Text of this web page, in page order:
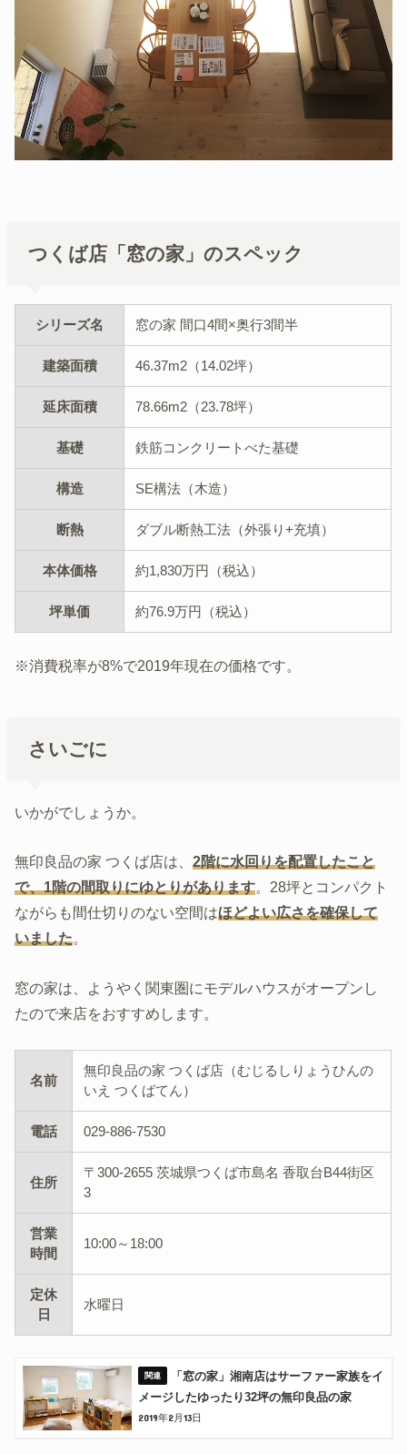
つくば店「窓の家」のスペック
シリーズ名 窓の家 間口4間×奥行3間半
建築面積 46.37m2（14.02坪）
延床面積 78.66m2（23.78坪）
基礎 鉄筋コンクリートべた基礎
構造 SE構法（木造）
断熱 ダブル断熱工法（外張り+充填）
本体価格 約1,830万円（税込）
坪単価 約76.9万円（税込）
※消費税率が8%で2019年現在の価格です。
さいごに
いかがでしょうか。
無印良品の家 つくば店は、2階に水回りを配置したこと
で、1階の間取りにゆとりがあります。28坪とコンパクト
ながらも間仕切りのない空間はほどよい広さを確保して
いました。
窓の家は、ようやく関東圏にモデルハウスがオープンし
たので来店をおすすめします。
名前
無印良品の家 つくば店（むじるしりょうひんの
いえ つくばてん）
電話 029-886-7530
住所
〒300-2655 茨城県つくば市島名 香取台B44街区
3
営業
時間
10:00～18:00
定休
日
水曜日
「窓の家」湘南店はサーファー家族をイ
メージしたゆったり32坪の無印良品の家
2019年2月13日